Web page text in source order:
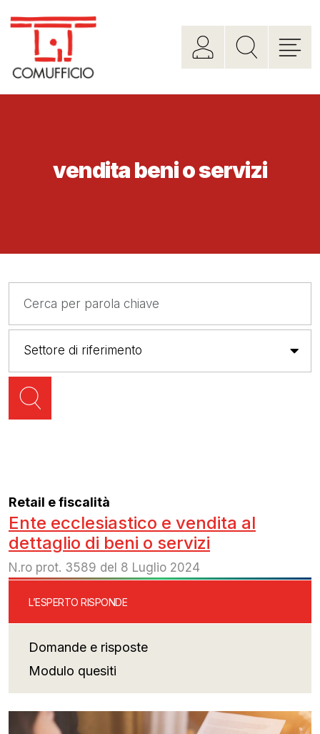
vendita beni o servizi
Retail e fiscalità
Ente ecclesiastico e vendita al
dettaglio di beni o servizi
N.ro prot. 3589 del 8 Luglio 2024
L’ESPERTO RISPONDE
Domande e risposte
Modulo quesiti